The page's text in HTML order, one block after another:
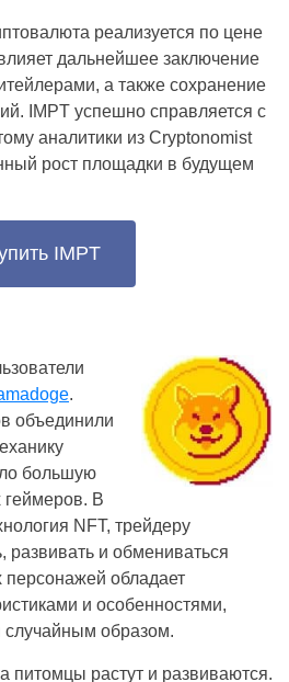
реализуется по цене
дальнейшее заключение
а также сохранение
IMPT успешно справляется с
аналитики из Cryptonomist
рост площадки в будущем
IMPT
.
объединили
большую
геймеров. В
NFT, трейдеру
развивать и обмениваться
обладает
и особенностями,
случайным образом.
питомцы растут и развиваются.